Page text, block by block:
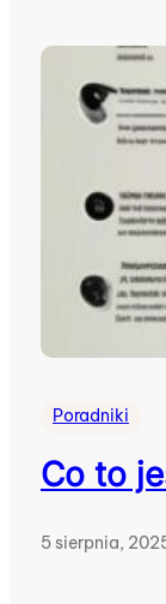
Poradniki
Co to
5 sierpnia,